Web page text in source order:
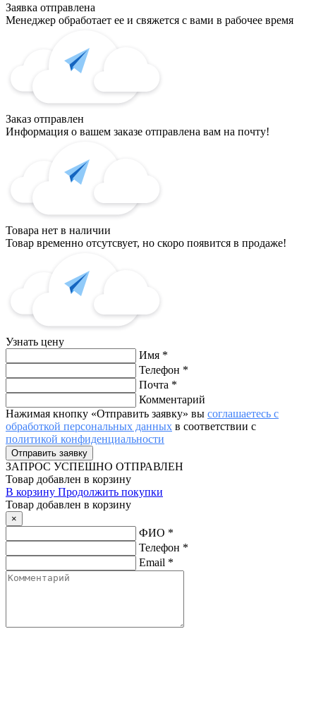
Заявка отправлена
Менеджер обработает ее и свяжется с вами в рабочее время
Заказ отправлен
Информация о вашем заказе отправлена вам на почту!
Товара нет в наличии
Товар временно отсутсвует, но скоро появится в продаже!
Узнать цену
Имя *
Телефон *
Почта *
Комментарий
Нажимая кнопку «Отправить заявку» вы соглашаетесь с
обработкой персональных данных в соответствии с
политикой конфиденциальности
ЗАПРОС УСПЕШНО ОТПРАВЛЕН
Товар добавлен в корзину
В корзину Продолжить покупки
Товар добавлен в корзину
×
ФИО *
Телефон *
Email *